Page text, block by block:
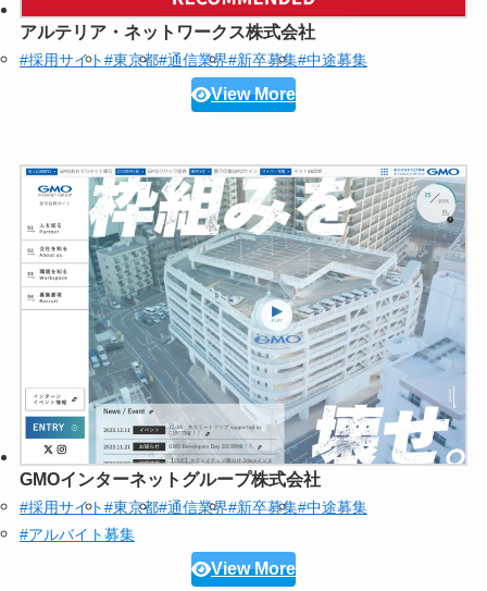
アルテリア・ネットワークス株式会社
#採用サイト#東京都#通信業界#新卒募集#中途募集
View More
GMOインターネットグループ株式会社
#採用サイト#東京都#通信業界#新卒募集#中途募集
#アルバイト募集
View More